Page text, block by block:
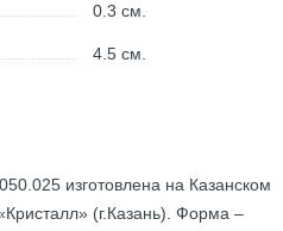
0.3см.
4.5см.
изготовлена на Казанском
(г.Казань). Форма –